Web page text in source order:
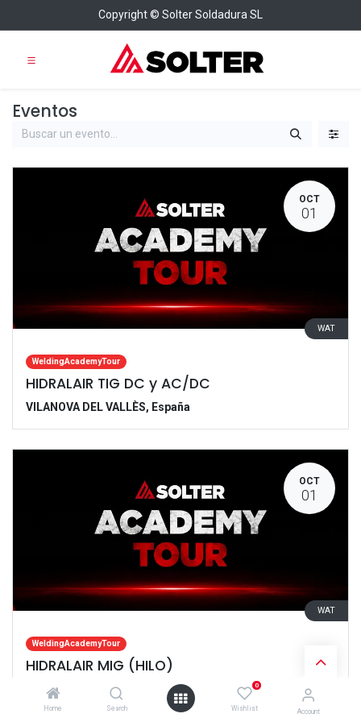
Home Search
0
Wishlist Account
Copyright © Solter Soldadura SL
Eventos
OCT
01
WeldingAcademyTour
HIDRALAIR TIG DC y AC/DC
WAT
VILANOVA DEL VALLÈS, España
OCT
01
WeldingAcademyTour
HIDRALAIR MIG (HILO)
WAT
VILANOVA DEL VALLÈS España